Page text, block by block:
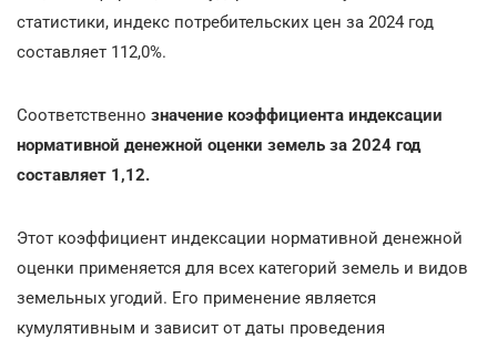
статистики, индекс потребительских цен за 2024 год
составляет 112,0%.
Соответственно значение коэффициента индексации
нормативной денежной оценки земель за 2024 год
составляет 1,12.
Этот коэффициент индексации нормативной денежной
оценки применяется для всех категорий земель и видов
земельных угодий. Его применение является
кумулятивным и зависит от даты проведения